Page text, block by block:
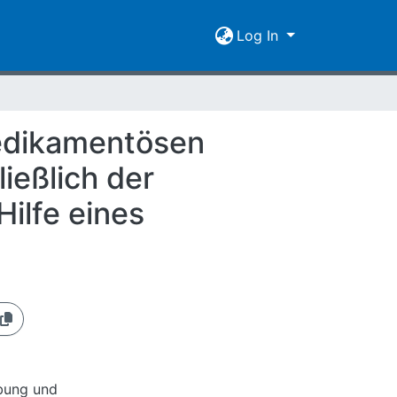
Log In
der
eines
und